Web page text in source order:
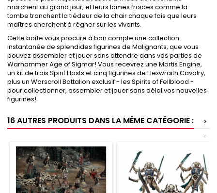
marchent au grand jour, et leurs lames froides comme la
tombe tranchent la tiédeur de la chair chaque fois que leurs
maîtres cherchent à règner sur les vivants.
Cette boîte vous procure à bon compte une collection
instantanée de splendides figurines de Malignants, que vous
pouvez assembler et jouer sans attendre dans vos parties de
Warhammer Age of Sigmar! Vous recevrez une Mortis Engine,
un kit de trois Spirit Hosts et cinq figurines de Hexwraith Cavalry,
plus un Warscroll Battalion exclusif - les Spirits of Fellblood -
pour collectionner, assembler et jouer sans délai vos nouvelles
figurines!
16 AUTRES PRODUITS DANS LA MÊME CATÉGORIE :
>
<